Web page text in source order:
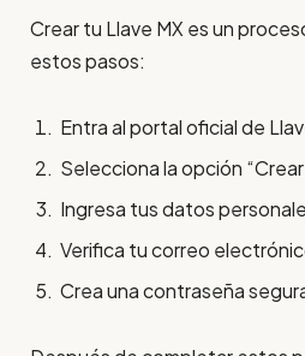
Crear tu Llave MX es un
estos pasos:
Entra al portal oficial de
Selecciona la opción
Ingresa tus datos
Verifica tu correo
Crea una contraseña